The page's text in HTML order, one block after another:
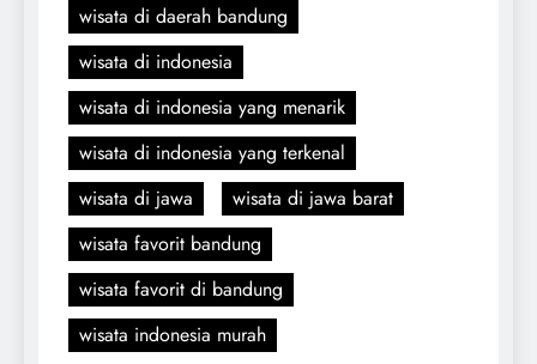
wisata di daerah bandung
wisata di indonesia
wisata di indonesia yang menarik
wisata di indonesia yang terkenal
wisata di jawa
wisata di jawa barat
wisata favorit bandung
wisata favorit di bandung
wisata indonesia murah